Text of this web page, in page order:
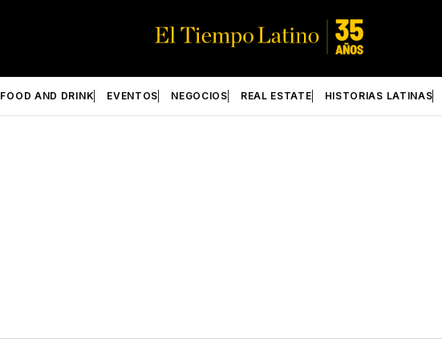
FOOD AND DRINK EVENTOS NEGOCIOS REAL ESTATE HISTORIAS LATINAS